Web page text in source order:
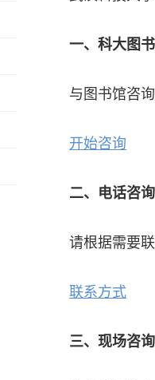
一、科大图书
与图书馆咨
开始咨询
二、电话咨询
请根据需要
联系方式
三、现场咨询